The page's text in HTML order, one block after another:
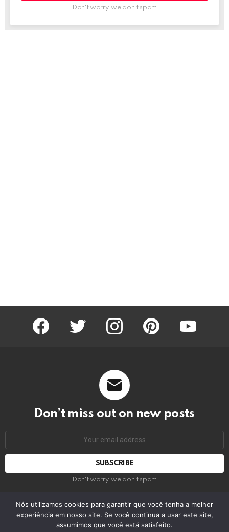
Don't worry, we don't spam
facebook twitter instagram pinterest youtube
Don’t miss out on new posts
Don't worry, we don't spam
© 2026 by bring the pixel. Remember to change this
Nós utilizamos cookies para garantir que você tenha a melhor
experiência em nosso site. Se você continua a usar este site,
assumimos que você está satisfeito.